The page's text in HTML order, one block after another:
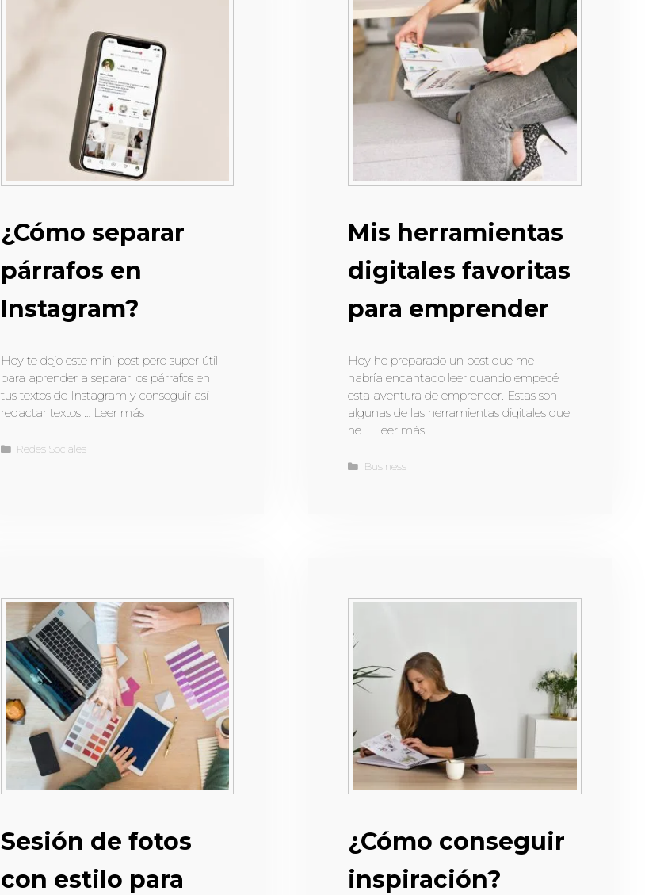
¿Cómo separar
párrafos en
Instagram?
Hoy te dejo este mini post pero super útil
para aprender a separar los párrafos en
tus textos de Instagram y conseguir así
redactar textos …
Leer más
Redes Sociales
Mis herramientas
digitales favoritas
para emprender
Hoy he preparado un post que me
habría encantado leer cuando empecé
esta aventura de emprender. Estas son
algunas de las herramientas digitales que
he … Leer más
Business
Sesión de fotos
con estilo para
¿Cómo conseguir
inspiración?